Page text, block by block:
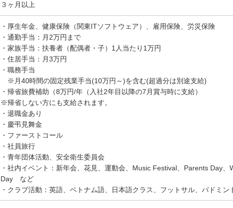
３ヶ月以上
・厚生年金、健康保険（関東ITソフトウェア）、雇用保険、労災保険
・通勤手当：月2万円まで
・家族手当：扶養者（配偶者・子）1人当たり1万円
・住居手当：月3万円
・職務手当
※月40時間の固定残業手当(10万円～)を含む(超過分は別途支給)
・帰省旅費補助（8万円/年（入社2年目以降の7月賞与時に支給）
※帰省しない方にも支給されます。
・退職金あり
・慶弔見舞金
・ファーストコール
・社員旅行
・青年団体活動、安全衛生委員会
・社内イベント：新年会、花見、運動会、Music Festival、Parents Day、
Day など
・クラブ活動：英語、ベトナム語、日本語クラス、フットサル、バドミ